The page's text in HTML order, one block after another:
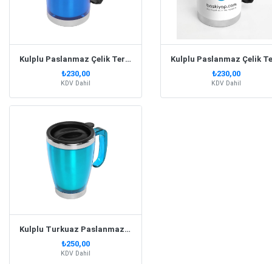
Kulplu Paslanmaz Çelik Termos Kupa 330 Ml – Lacivert
₺230,00
KDV Dahil
₺230,00
KDV Dahil
Kulplu Turkuaz Paslanmaz Çelik Termos Kupa – 415 Ml
₺250,00
KDV Dahil